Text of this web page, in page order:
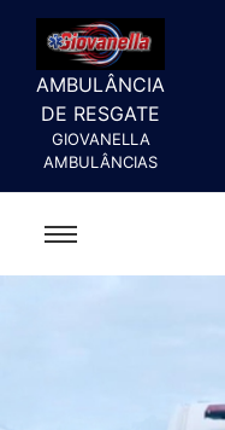
AMBULÂNCIA
DE RESGATE
GIOVANELLA
AMBULÂNCIAS